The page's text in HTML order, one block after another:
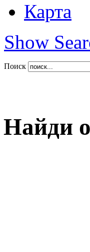
Карта
Show
Поиск
Найди